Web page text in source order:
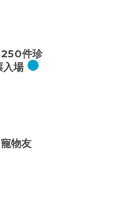
250件珍
場
物友